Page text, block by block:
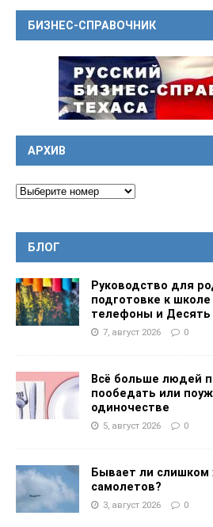
БИЗНЕС-СПРАВОЧНИК
АРХИВ
БЛОГ
Руководство для
подготовке к
телефоны и Десять
7, август 2026 0
Всё больше людей
пообедать или
одиночестве
5, август 2026 0
Бывает ли слишком
самолетов?
3, август 2026 0